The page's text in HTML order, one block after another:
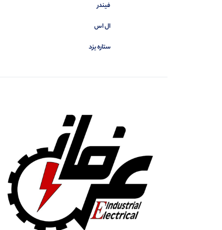
میکرو
0
هیوندای
97
وای وای (YY)
0
یونی تی
239
فیندر
ال اس
ستاره یزد